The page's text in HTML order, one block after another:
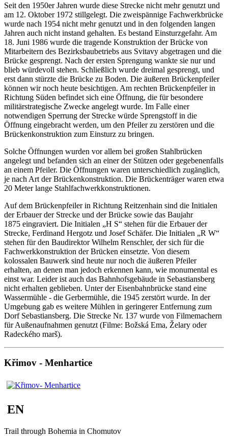
Seit den 1950er Jahren wurde diese Strecke nicht mehr genutzt und
am 12. Oktober 1972 stillgelegt. Die zweispännige Fachwerkbrücke
wurde nach 1954 nicht mehr genutzt und in den folgenden langen
Jahren auch nicht instand gehalten. Es bestand Einsturzgefahr. Am
18. Juni 1986 wurde die tragende Konstruktion der Brücke von
Mitarbeitern des Bezirksbaubetriebs aus Svitavy abgetragen und die
Brücke gesprengt. Nach der ersten Sprengung wankte sie nur und
blieb würdevoll stehen. Schließlich wurde dreimal gesprengt, und
erst dann stürzte die Brücke zu Boden. Die äußeren Brückenpfeiler
können wir noch heute besichtigen. Am rechten Brückenpfeiler in
Richtung Süden befindet sich eine Öffnung, die für besondere
militärstrategische Zwecke angelegt wurde. Im Falle einer
notwendigen Sperrung der Strecke würde Sprengstoff in die
Öffnung eingebracht werden, um den Pfeiler zu zerstören und die
Brückenkonstruktion zum Einsturz zu bringen.
Solche Öffnungen wurden vor allem bei großen Stahlbrücken
angelegt und befanden sich an einer der Stützen oder gegebenenfalls
an einem Pfeiler. Die Öffnungen waren unterschiedlich zugänglich,
je nach Art der Brückenkonstruktion. Die Brückenträger waren etwa
20 Meter lange Stahlfachwerkkonstruktionen.
Auf dem Brückenpfeiler in Richtung Reitzenhain sind die Initialen
der Erbauer der Strecke und der Brücke sowie das Baujahr
1875 eingraviert. Die Initialen „H S“ stehen für die Erbauer der
Strecke, Ferdinand Hergotz und Josef Schäfer. Die Initialen „R W“
stehen für den Baudirektor Wilhelm Renschler, der sich für die
Fachwerkkonstruktion der Brücken einsetzte. Von diesem
kolossalen Bauwerk sind heute nur noch die äußeren Pfeiler
erhalten, an denen man jedoch erkennen kann, wie monumental es
einst war. Leider ist auch das Bahnhofsgebäude in Sebastiansberg
nicht erhalten geblieben. Unter der Eisenbahnbrücke stand eine
Wassermühle - die Gerbermühle, die 1945 zerstört wurde. In der
Umgebung gab es weitere Mühlen in geringerer Entfernung zum
Dorf Sebastiansberg. Die Strecke Nr. 137 wurde von Filmemachern
für Außenaufnahmen genutzt (Filme: Božská Ema, Želary oder
Radeckého marš).
Křimov - Menhartice
EN
Trail through Bohemia in Chomutov